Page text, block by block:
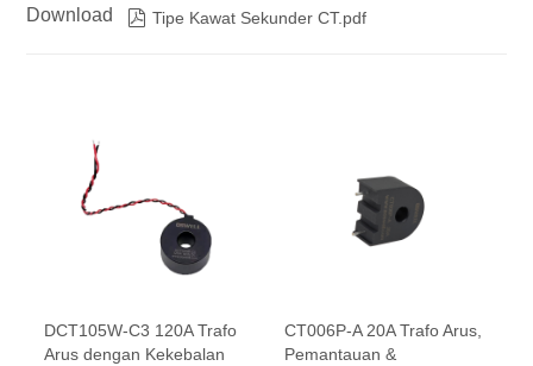
Download  Tipe Kawat Sekunder CT.pdf
DCT105W-C3 120A Trafo
Arus dengan Kekebalan
CT006P-A 20A Trafo Arus,
Pemantauan &